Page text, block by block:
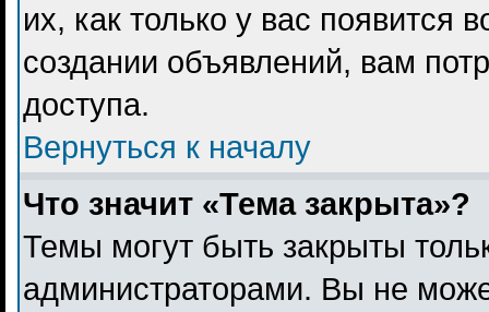
их, как только у вас появится
создании объявлений, вам
доступа.
Вернуться к началу
Что значит «Тема закрыта»?
Темы могут быть закрыты
администраторами. Вы не